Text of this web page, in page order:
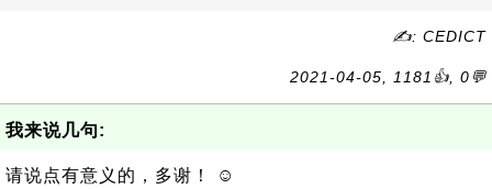
✍: CEDICT
2021-04-05, 1181👍, 0💬
我来说几句:
请说点有意义的，多谢！ ☺